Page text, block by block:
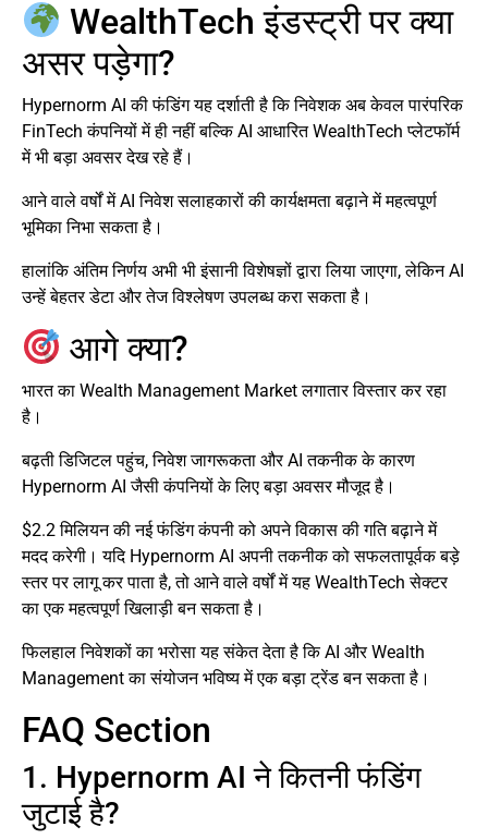
WealthTech इंडस्ट्री पर क्या
असर पड़ेगा?
Hypernorm AI की फंडिंग यह दर्शाती है कि निवेशक अब केवल पारंपरिक
FinTech कंपनियों में ही नहीं बल्कि AI आधारित WealthTech प्लेटफॉर्म
में भी बड़ा अवसर देख रहे हैं।
आने वाले वर्षों में AI निवेश सलाहकारों की कार्यक्षमता बढ़ाने में महत्वपूर्ण
भूमिका निभा सकता है।
हालांकि अंतिम निर्णय अभी भी इंसानी विशेषज्ञों द्वारा लिया जाएगा, लेकिन AI
उन्हें बेहतर डेटा और तेज विश्लेषण उपलब्ध करा सकता है।
आगे क्या?
भारत का Wealth Management Market लगातार विस्तार कर रहा
है।
बढ़ती डिजिटल पहुंच, निवेश जागरूकता और AI तकनीक के कारण
Hypernorm AI जैसी कंपनियों के लिए बड़ा अवसर मौजूद है।
$2.2 मिलियन की नई फंडिंग कंपनी को अपने विकास की गति बढ़ाने में
मदद करेगी। यदि Hypernorm AI अपनी तकनीक को सफलतापूर्वक बड़े
स्तर पर लागू कर पाता है, तो आने वाले वर्षों में यह WealthTech सेक्टर
का एक महत्वपूर्ण खिलाड़ी बन सकता है।
फिलहाल निवेशकों का भरोसा यह संकेत देता है कि AI और Wealth
Management का संयोजन भविष्य में एक बड़ा ट्रेंड बन सकता है।
FAQ Section
1. Hypernorm AI ने कितनी फंडिंग
जुटाई है?